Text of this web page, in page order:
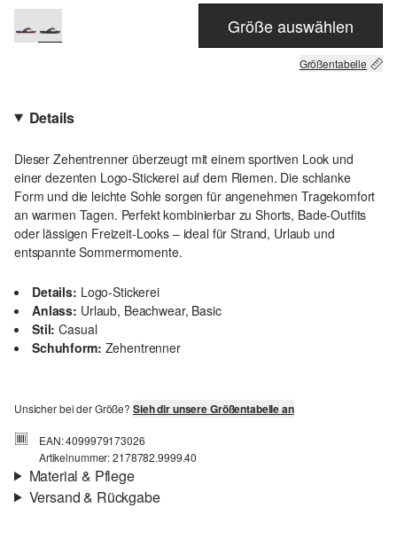
Größe auswählen
Größentabelle
Details
Dieser Zehentrenner überzeugt mit einem sportiven Look und
einer dezenten Logo-Stickerei auf dem Riemen. Die schlanke
Form und die leichte Sohle sorgen für angenehmen Tragekomfort
an warmen Tagen. Perfekt kombinierbar zu Shorts, Bade-Outfits
oder lässigen Freizeit-Looks – ideal für Strand, Urlaub und
entspannte Sommermomente.
Details: Logo-Stickerei
Anlass: Urlaub, Beachwear, Basic
Stil: Casual
Schuhform: Zehentrenner
Unsicher bei der Größe? Sieh dir unsere Größentabelle an
EAN: 4099979173026
Artikelnummer: 2178782.9999.40
Material & Pflege
Versand & Rückgabe